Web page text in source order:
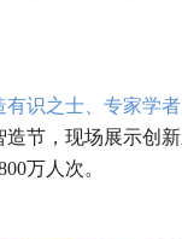
识之士、专家学
节，现场展示创
万人次。